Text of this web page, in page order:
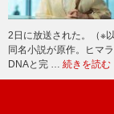
2日に放送された。（※
同名小説が原作。ヒマ
DNAと完 … 続きを読む